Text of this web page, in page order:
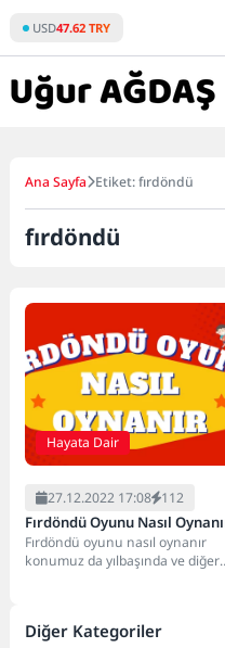
content
USD47.62 TRY
Ana Sayfa Etiket: fırdöndü
fırdöndü
Hayata Dair
27.12.2022 17:08 112
Fırdöndü Oyunu Nasıl
Fırdöndü oyunu nasıl oynanır
konumuz da yılbaşında ve diğer
Diğer Kategoriler